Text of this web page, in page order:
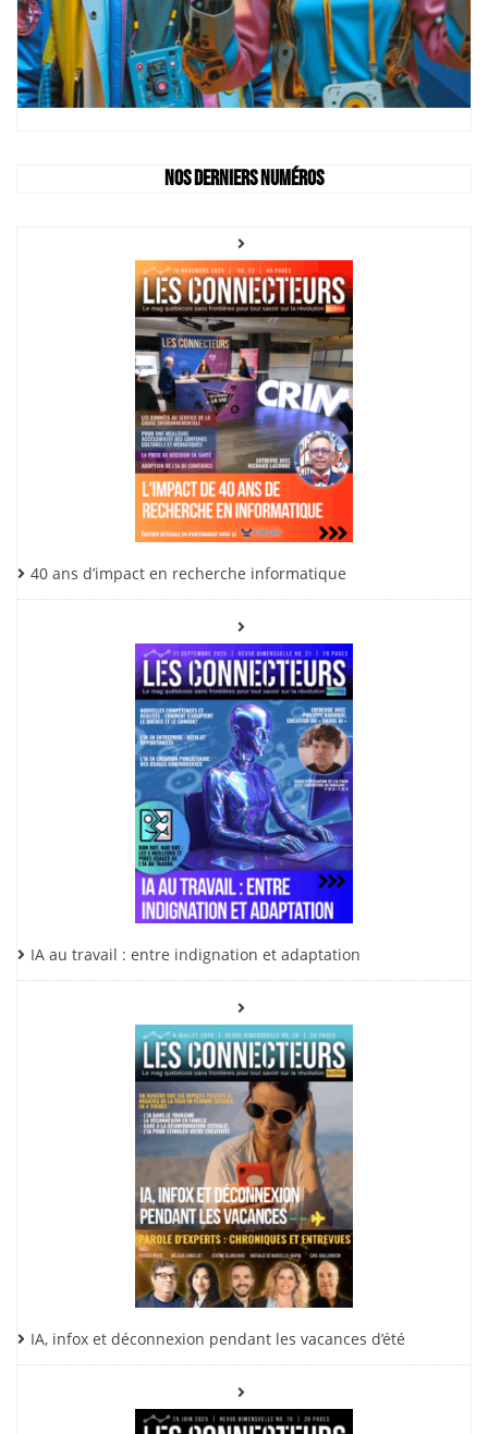
Nos derniers numéros
40 ans d’impact en recherche informatique
IA au travail : entre indignation et adaptation
IA, infox et déconnexion pendant les vacances d’été